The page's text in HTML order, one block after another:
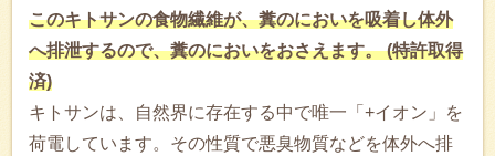
このキトサンの食物繊維が、糞のにおいを吸着し体外
へ排泄するので、糞のにおいをおさえます。 (特許取得
済)
キトサンは、自然界に存在する中で唯一「+イオン」を
荷電しています。その性質で悪臭物質などを体外へ排